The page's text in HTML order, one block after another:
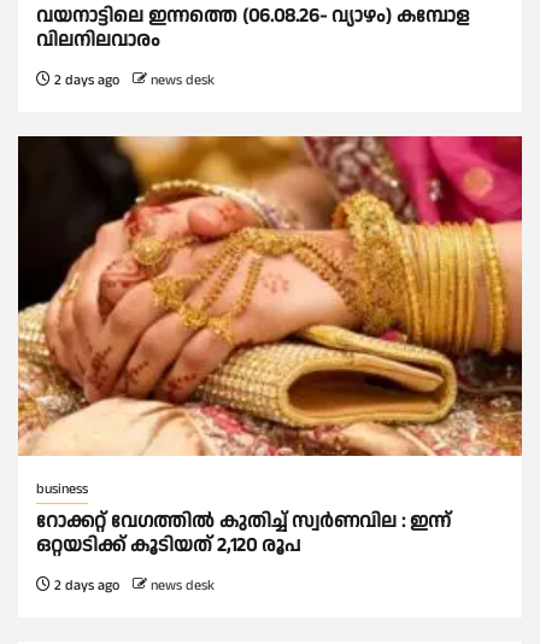
വയനാട്ടിലെ ഇന്നത്തെ (06.08.26- വ്യാഴം) കമ്പോള
വിലനിലവാരം
2 days ago news desk
business
റോക്കറ്റ് വേഗത്തില്‍ കുതിച്ച് സ്വര്‍ണവില : ഇന്ന്
ഒറ്റയടിക്ക് കൂടിയത് 2,120 രൂപ
2 days ago news desk